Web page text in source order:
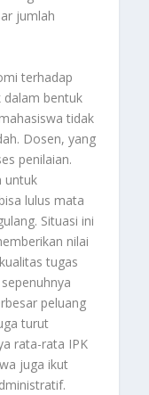
jumlah
terhadap
dalam bentuk
tidak
Dosen, yang
penilaian.
untuk
lulus mata
Situasi ini
nilai
tugas
peluang
turut
rata-rata IPK
juga ikut